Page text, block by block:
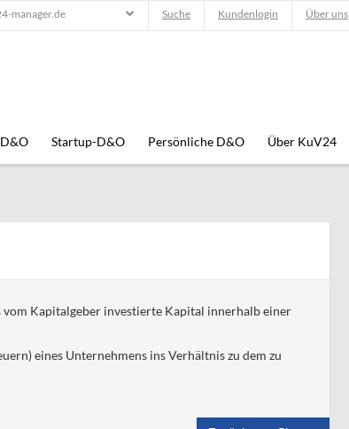
manager.de Suche Kundenlogin Über uns
Startup-D&O Persönliche D&O Über KuV24
vom Kapitalgeber investierte Kapital innerhalb einer
eines Unternehmens ins Verhältnis zu dem zu